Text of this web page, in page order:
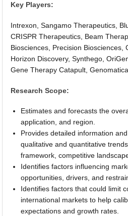
Key Players:
Intrexon, Sangamo Therapeutics,
CRISPR Therapeutics, Beam
Biosciences, Precision Biosciences,
Horizon Discovery, Synthego,
Gene Therapy Catapult, Genomatica
Research Scope:
Estimates and forecasts the
application, and region.
Provides detailed information
qualitative and quantitative
framework, competitive
Identifies factors influencing
opportunities, drivers, and
Identifies factors that could limit
international markets to help
expectations and growth rates.